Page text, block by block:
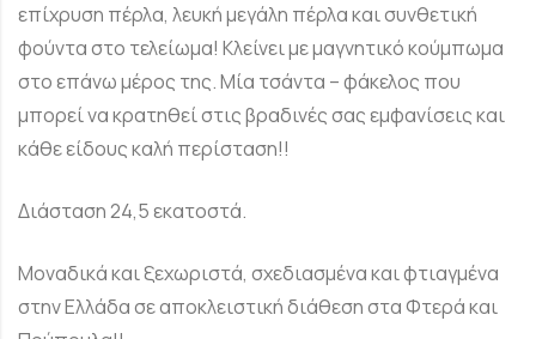
επίχρυση πέρλα, λευκή μεγάλη πέρλα και συνθετική
φούντα στο τελείωμα! Κλείνει με μαγνητικό κούμπωμα
στο επάνω μέρος της. Μία τσάντα – φάκελος που
μπορεί να κρατηθεί στις βραδινές σας εμφανίσεις και
κάθε είδους καλή περίσταση!!
Διάσταση 24,5 εκατοστά.
Μοναδικά και ξεχωριστά, σχεδιασμένα και φτιαγμένα
στην Ελλάδα σε αποκλειστική διάθεση στα Φτερά και